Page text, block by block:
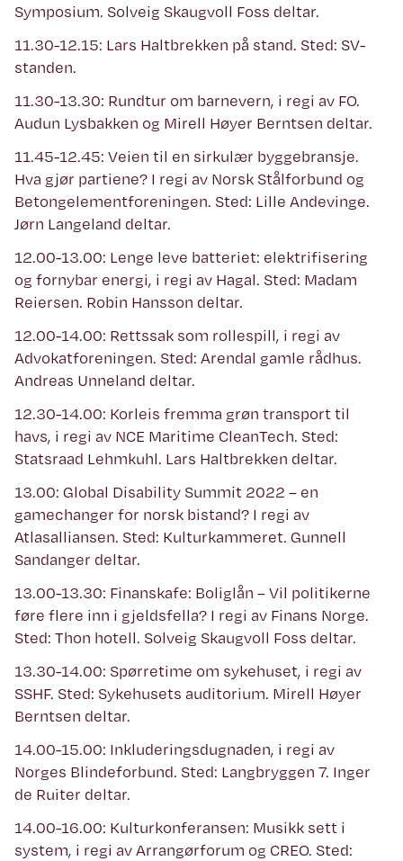
Symposium. Solveig Skaugvoll Foss deltar.
11.30-12.15: Lars Haltbrekken på stand. Sted: SV-
standen.
11.30-13.30: Rundtur om barnevern, i regi av FO.
Audun Lysbakken og Mirell Høyer Berntsen deltar.
11.45-12.45: Veien til en sirkulær byggebransje.
Hva gjør partiene? I regi av Norsk Stålforbund og
Betongelementforeningen. Sted: Lille Andevinge.
Jørn Langeland deltar.
12.00-13.00: Lenge leve batteriet: elektrifisering
og fornybar energi, i regi av Hagal. Sted: Madam
Reiersen. Robin Hansson deltar.
12.00-14.00: Rettssak som rollespill, i regi av
Advokatforeningen. Sted: Arendal gamle rådhus.
Andreas Unneland deltar.
12.30-14.00: Korleis fremma grøn transport til
havs, i regi av NCE Maritime CleanTech. Sted:
Statsraad Lehmkuhl. Lars Haltbrekken deltar.
13.00: Global Disability Summit 2022 – en
gamechanger for norsk bistand? I regi av
Atlasalliansen. Sted: Kulturkammeret. Gunnell
Sandanger deltar.
13.00-13.30: Finanskafe: Boliglån – Vil politikerne
føre flere inn i gjeldsfella? I regi av Finans Norge.
Sted: Thon hotell. Solveig Skaugvoll Foss deltar.
13.30-14.00: Spørretime om sykehuset, i regi av
SSHF. Sted: Sykehusets auditorium. Mirell Høyer
Berntsen deltar.
14.00-15.00: Inkluderingsdugnaden, i regi av
Norges Blindeforbund. Sted: Langbryggen 7. Inger
de Ruiter deltar.
14.00-16.00: Kulturkonferansen: Musikk sett i
system, i regi av Arrangørforum og CREO. Sted: